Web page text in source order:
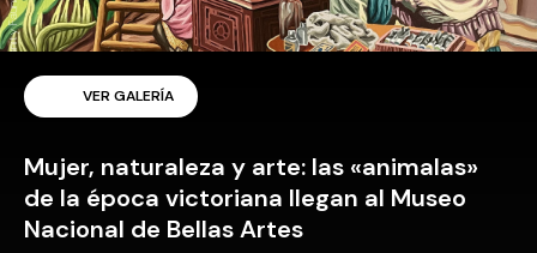
VER GALERÍA
Mujer, naturaleza y arte: las «animalas»
de la época victoriana llegan al Museo
Nacional de Bellas Artes